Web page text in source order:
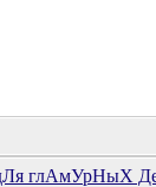
глАмУрНыХ